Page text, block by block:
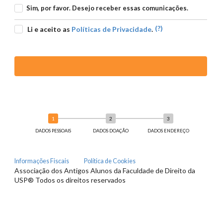
Sim, por favor. Desejo receber essas comunicações.
Li e aceito as Políticas de Privacidade. (?)
DADOS PESSOAIS DADOS DOAÇÃO DADOS ENDEREÇO
Informações Fiscais Política de Cookies
Associação dos Antigos Alunos da Faculdade de Direito da
USP® Todos os direitos reservados